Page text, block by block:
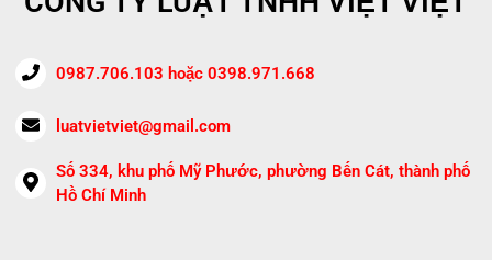
0987.706.103 hoặc 0398.971.668
luatvietviet@gmail.com
Số 334, khu phố Mỹ Phước, phường Bến Cát, thành phố
Hồ Chí Minh